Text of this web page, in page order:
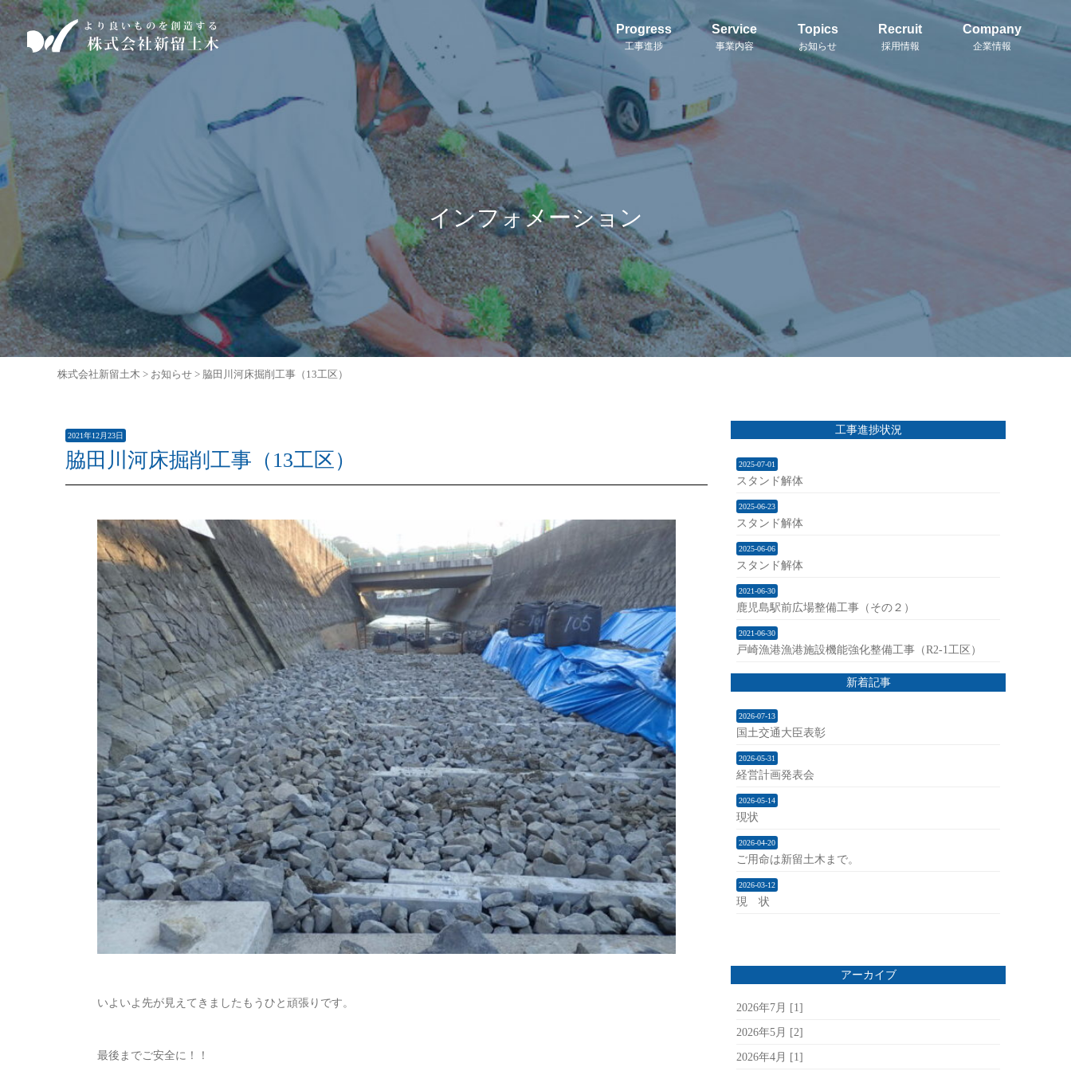
Progress
工事進捗
Service
事業内容
Topics
お知らせ
Recruit
採用情報
Company
企業情報
インフォメーション
株式会社新留土木 > お知らせ > 脇田川河床掘削工事（13工区）
2021年12月23日
脇田川河床掘削工事（13工区）
いよいよ先が見えてきましたもうひと頑張りです。
最後までご安全に！！
工事進捗状況
2025-07-01
スタンド解体
2025-06-23
スタンド解体
2025-06-06
スタンド解体
2021-06-30
鹿児島駅前広場整備工事（その２）
2021-06-30
戸崎漁港漁港施設機能強化整備工事（R2-1工区）
新着記事
2026-07-13
国土交通大臣表彰
2026-05-31
経営計画発表会
2026-05-14
現状
2026-04-20
ご用命は新留土木まで。
2026-03-12
現 状
アーカイブ
2026年7月 [1]
2026年5月 [2]
2026年4月 [1]